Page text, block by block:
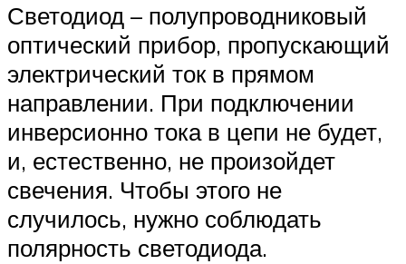
Светодиод – полупроводниковый
оптический прибор, пропускающий
электрический ток в прямом
направлении. При подключении
инверсионно тока в цепи не будет,
и, естественно, не произойдет
свечения. Чтобы этого не
случилось, нужно соблюдать
полярность светодиода.